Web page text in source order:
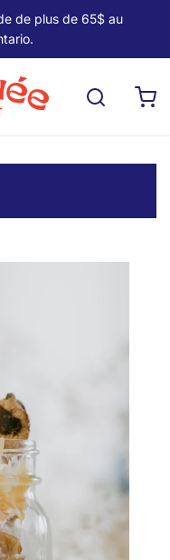
de plus de 65$ au